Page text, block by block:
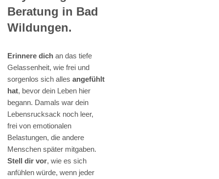
Beratung in Bad
Wildungen.
Erinnere dich an das tiefe
Gelassenheit, wie frei und
sorgenlos sich alles angefühlt
hat, bevor dein Leben hier
begann. Damals war dein
Lebensrucksack noch leer,
frei von emotionalen
Belastungen, die andere
Menschen später mitgaben.
Stell dir vor, wie es sich
anfühlen würde, wenn jeder